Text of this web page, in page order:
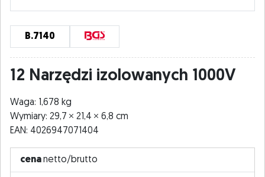
B.7140
12 Narzędzi izolowanych 1000V
Waga: 1,678 kg
Wymiary: 29,7
21,4
6,8 cm
EAN: 4026947071404
cenanetto/brutto